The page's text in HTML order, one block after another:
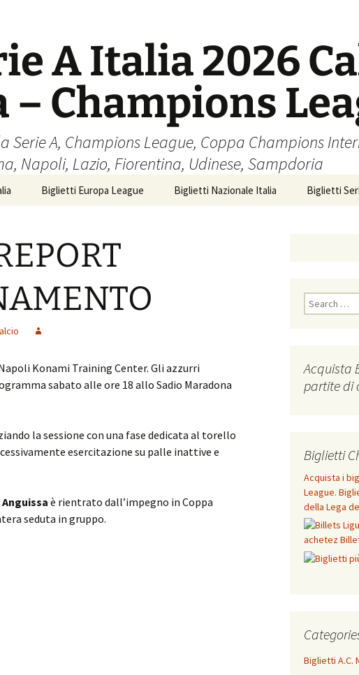
A Italia 2026
– Champions
A, Champions League, Coppa Champions
Napoli, Lazio, Fiorentina, Udinese, Sampdoria
Biglietti Europa League Biglietti Nazionale Italia Biglietti
Konami Training Center. Gli azzurri
sabato alle ore 18 allo Sadio Maradona
la sessione con una fase dedicata al torello
esercitazione su palle inattive e
Anguissa è rientrato dall’impegno in Coppa
seduta in gruppo.
Search
for:
Acquista
partite di
Biglietti
Acquista i
League.
della Lega
Biglietti A.C.